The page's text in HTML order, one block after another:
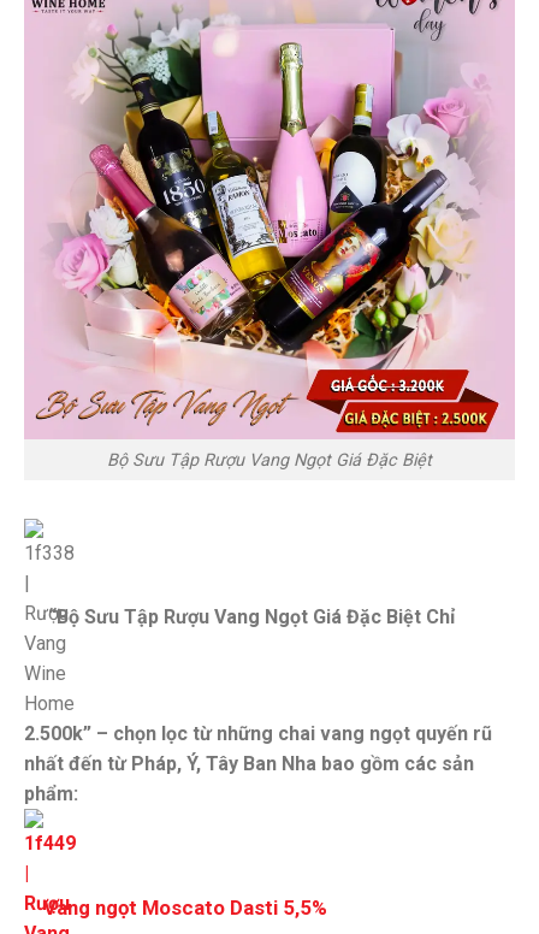
Bộ Sưu Tập Rượu Vang Ngọt Giá Đặc Biệt
“Bộ Sưu Tập Rượu Vang Ngọt Giá Đặc Biệt Chỉ
2.500k” – chọn lọc từ những chai vang ngọt quyến rũ
nhất đến từ Pháp, Ý, Tây Ban Nha bao gồm các sản
phẩm:
Vang ngọt Moscato Dasti 5,5%